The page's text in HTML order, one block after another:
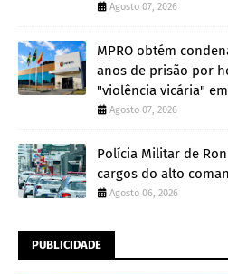
Agosto 07, 2026
MPRO obtém
anos de prisão por
"violência vicária"
Agosto 07, 2026
Polícia Militar de
cargos do alto
Agosto 06, 2026
PUBLICIDADE